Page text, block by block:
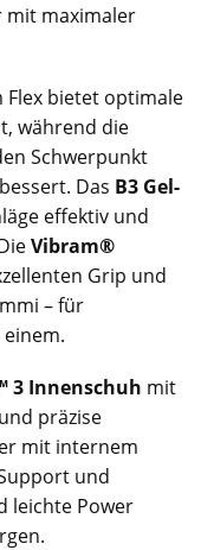
mit maximaler
Flex bietet optimale
während die
Schwerpunkt
Das B3 Gel-
effektiv und
Vibram®
Grip und
– für
3 Innenschuh mit
präzise
mit internem
und
leichte Power